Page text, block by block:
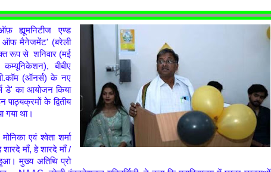
ह्यूमनिटीज एण्ड
ऑफ मैनेजमेंट' (बरेली
रूप से शनिवार (मई
बीबीए
(ऑनर्स) के नए
डे' का आयोजन किया
के द्वितीय
गया था।
एवं श्वेता शर्मा
शारदे माँ, हे शारदे माँ /
मुख्य अतिथि प्रो